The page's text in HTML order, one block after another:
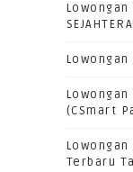
Lowongan
SEJAHTERA
Lowongan
(CSmart
Lowongan
Terbaru